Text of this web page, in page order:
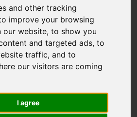
and other tracking
improve your browsing
our website, to show you
and targeted ads, to
traffic, and to
our visitors are coming
I agree
tekid
valmistatud tekid.
on neil tekkidel palju:
joogamatt, rannatekk, autosse
võtta jne.